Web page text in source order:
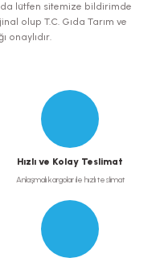
lütfen sitemize bildirimde
olup T.C. Gıda Tarım ve
onaylıdır.
Hızlı ve Kolay Teslimat
Anlaşmalı kargolar ile hızlı teslimat